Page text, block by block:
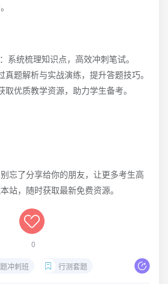
：系统梳理知识点，高效冲刺笔试。
真题解析与实战演练，提升答题技巧。
取优质教学资源，助力学生备考。
忘了分享给你的朋友，让更多考生高
站，随时获取最新免费资源。
0
冲刺班 行测套题